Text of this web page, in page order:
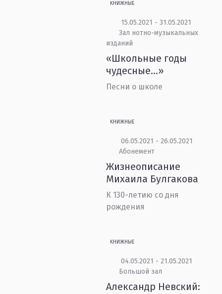
КНИЖНЫЕ
15.05.2021 - 31.05.2021
Зал нотно-музыкальных
изданий
«Школьные годы
чудесные…»
Песни о школе
КНИЖНЫЕ
06.05.2021 - 26.05.2021
Абонемент
Жизнеописание
Михаила Булгакова
К 130-летию со дня
рождения
КНИЖНЫЕ
04.05.2021 - 21.05.2021
Большой зал
Александр Невский: